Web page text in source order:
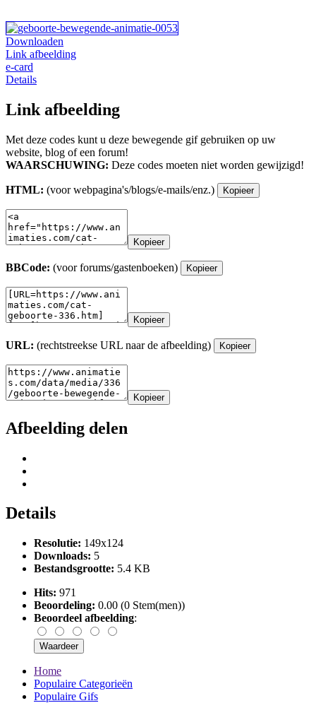
Downloaden
Link afbeelding
e-card
Details
Link afbeelding
Met deze codes kunt u deze bewegende gif gebruiken op uw
website, blog of een forum!
WAARSCHUWING: Deze codes moeten niet worden gewijzigd!
HTML: (voor webpagina's/blogs/e-mails/enz.) Kopieer
Kopieer
BBCode: (voor forums/gastenboeken) Kopieer
Kopieer
URL: (rechtstreekse URL naar de afbeelding) Kopieer
Kopieer
Afbeelding delen
Details
Resolutie: 149x124
Downloads: 5
Bestandsgrootte: 5.4 KB
Hits: 971
Beoordeling: 0.00 (0 Stem(men))
Beoordeel afbeelding:
Home
Populaire Categorieën
Populaire Gifs